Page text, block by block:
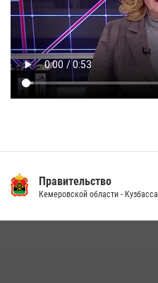
Правительство
Кемеровской области - Кузбасса